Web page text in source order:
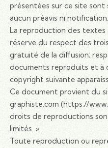
présentées sur ce site sont
aucun préavis ni notification.
La reproduction des textes
réserve du respect des
gratuité de la diffusion;
documents reproduits et à
copyright suivante
Ce document provient du
graphiste.com (https://
droits de reproductions
limités. ».
Toute reproduction ou